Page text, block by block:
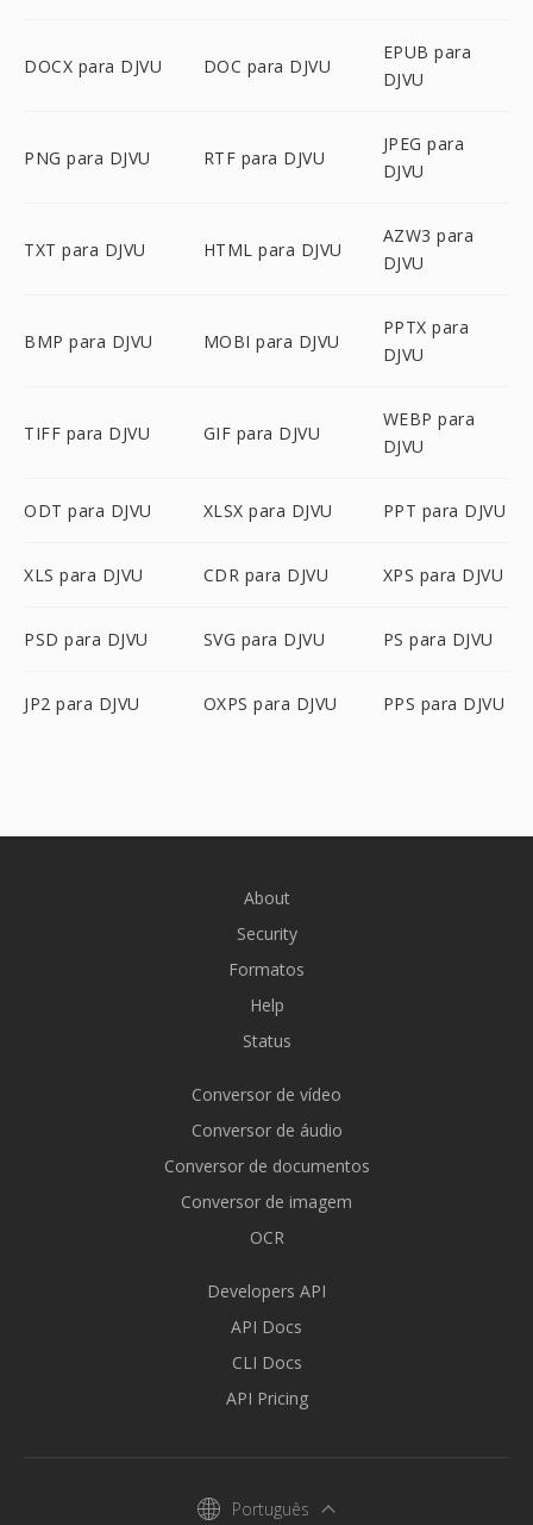
DOCX para DJVU DOC para DJVU
EPUB para
DJVU
PNG para DJVU RTF para DJVU
JPEG para
DJVU
TXT para DJVU HTML para DJVU
AZW3 para
DJVU
BMP para DJVU MOBI para DJVU
PPTX para
DJVU
TIFF para DJVU GIF para DJVU
WEBP para
DJVU
ODT para DJVU XLSX para DJVU PPT para DJVU
XLS para DJVU CDR para DJVU XPS para DJVU
PSD para DJVU SVG para DJVU PS para DJVU
JP2 para DJVU OXPS para DJVU PPS para DJVU
About
Security
Formatos
Help
Status
Conversor de vídeo
Conversor de áudio
Conversor de documentos
Conversor de imagem
OCR
Developers API
API Docs
CLI Docs
API Pricing
Português